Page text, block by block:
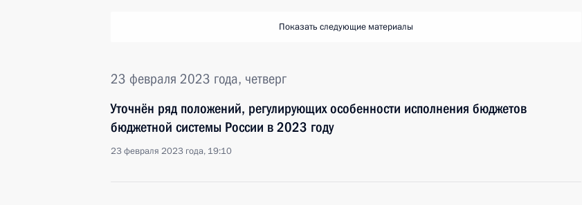
Показать следующие материалы
23 февраля 2023 года, четверг
Уточнён ряд положений, регулирующих особенности исполнения бюджетов
бюджетной системы России в 2023 году
23 февраля 2023 года, 19:10